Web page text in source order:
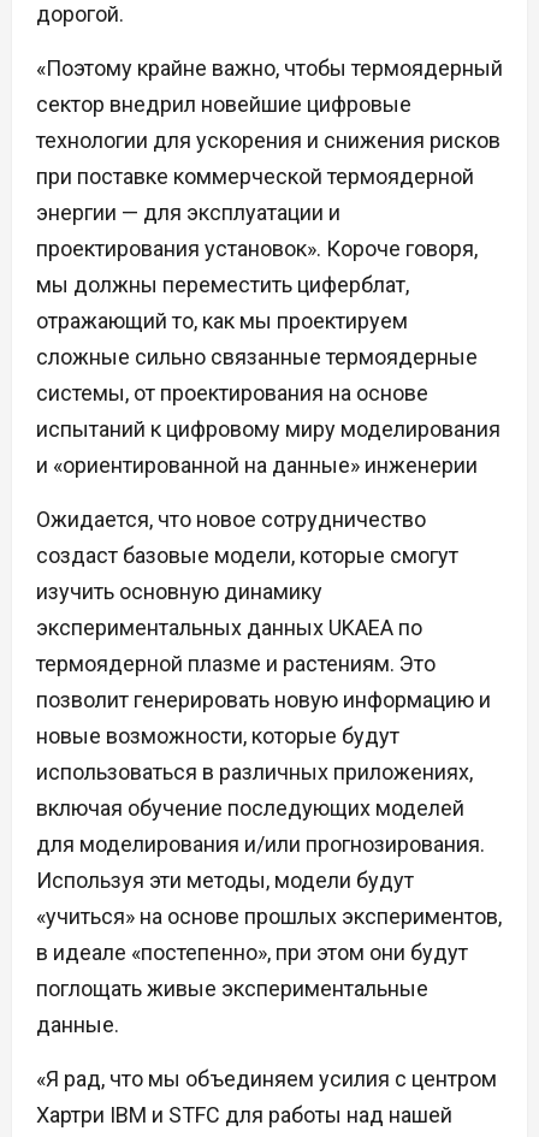
дорогой.
«Поэтому крайне важно, чтобы термоядерный
сектор внедрил новейшие цифровые
технологии для ускорения и снижения рисков
при поставке коммерческой термоядерной
энергии — для эксплуатации и
проектирования установок». Короче говоря,
мы должны переместить циферблат,
отражающий то, как мы проектируем
сложные сильно связанные термоядерные
системы, от проектирования на основе
испытаний к цифровому миру моделирования
и «ориентированной на данные» инженерии
Ожидается, что новое сотрудничество
создаст базовые модели, которые смогут
изучить основную динамику
экспериментальных данных UKAEA по
термоядерной плазме и растениям. Это
позволит генерировать новую информацию и
новые возможности, которые будут
использоваться в различных приложениях,
включая обучение последующих моделей
для моделирования и/или прогнозирования.
Используя эти методы, модели будут
«учиться» на основе прошлых экспериментов,
в идеале «постепенно», при этом они будут
поглощать живые экспериментальные
данные.
«Я рад, что мы объединяем усилия с центром
Хартри IBM и STFC для работы над нашей